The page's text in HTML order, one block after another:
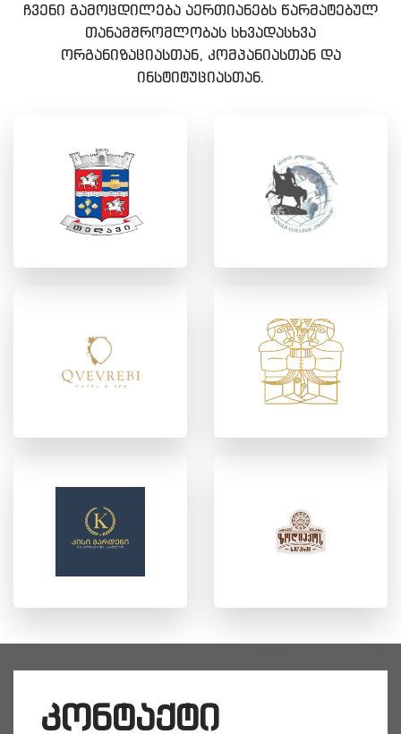
ჩვენი გამოცდილება აერთიანებს წარმატებულ
თანამშრომლობას სხვადასხვა
ორგანიზაციასთან, კომპანიასთან და
ინსტიტუციასთან.
კონტაქტი